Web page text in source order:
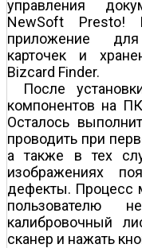
управления
NewSoft Presto!
приложение
карточек и
Bizcard Finder.
После
компонентов на
Осталось
проводить при
а также в тех
изображениях
дефекты. Процесс
пользователю
калибровочный
сканер и нажать